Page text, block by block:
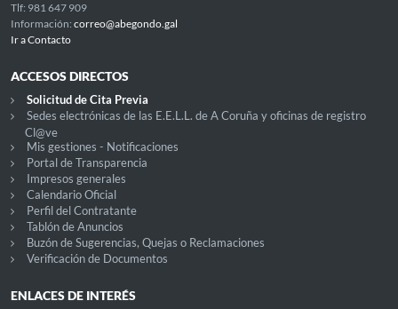
Tlf: 981 647 909
Información: correo@abegondo.gal
Ir a Contacto
ACCESOS DIRECTOS
Solicitud de Cita Previa
Sedes electrónicas de las E.E.L.L. de A Coruña y oficinas de registro
Cl@ve
Mis gestiones - Notificaciones
Portal de Transparencia
Impresos generales
Calendario Oficial
Perfil del Contratante
Tablón de Anuncios
Buzón de Sugerencias, Quejas o Reclamaciones
Verificación de Documentos
ENLACES DE INTERÉS